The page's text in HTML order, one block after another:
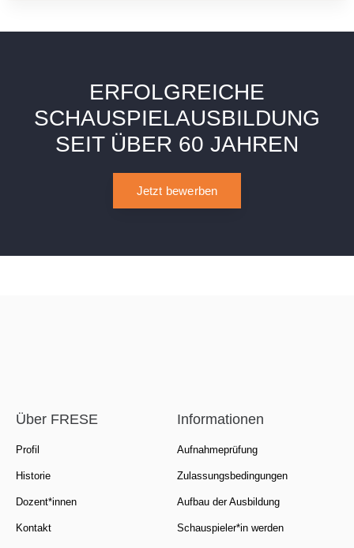
ERFOLGREICHE
SCHAUSPIELAUSBILDUNG
SEIT ÜBER 60 JAHREN
Jetzt bewerben
Über FRESE
Profil
Historie
Dozent*innen
Kontakt
Informationen
Aufnahmeprüfung
Zulassungsbedingungen
Aufbau der Ausbildung
Schauspieler*in werden